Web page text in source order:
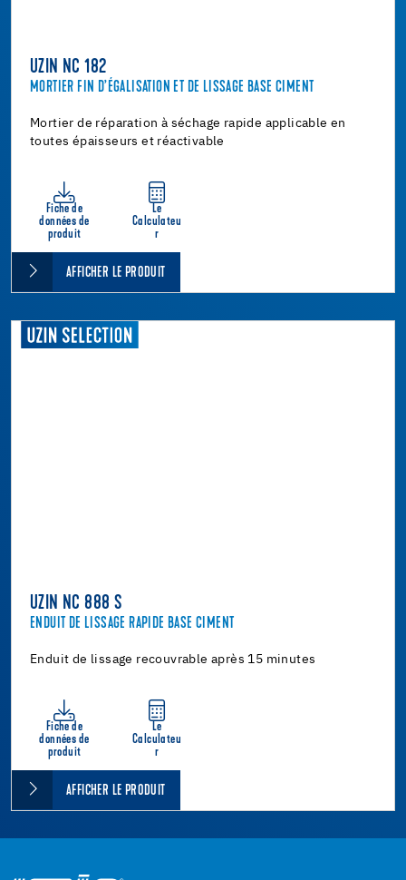
UZIN NC 182
MORTIER FIN D’ÉGALISATION ET DE LISSAGE BASE CIMENT
Mortier de réparation à séchage rapide applicable en
toutes épaisseurs et réactivable
Fiche de
données de
produit
Le
Calculateu
r
AFFICHER LE PRODUIT
UZIN NC 888 S
ENDUIT DE LISSAGE RAPIDE BASE CIMENT
Enduit de lissage recouvrable après 15 minutes
Fiche de
données de
produit
Le
Calculateu
r
AFFICHER LE PRODUIT